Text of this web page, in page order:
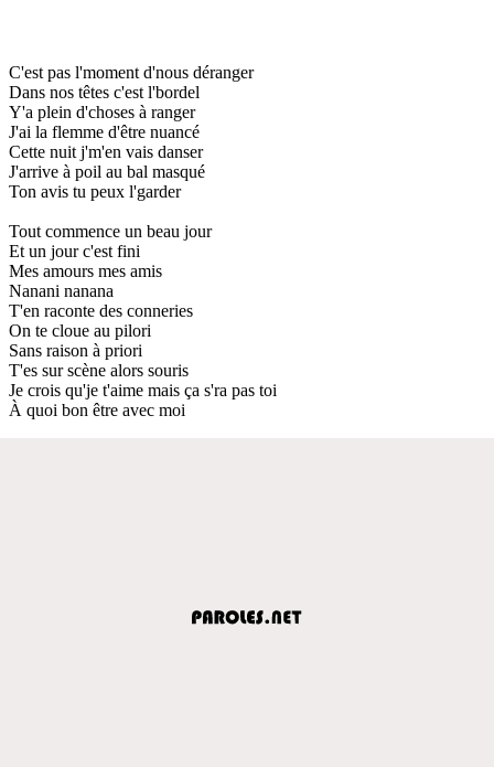
C'est pas l'moment d'nous déranger
Dans nos têtes c'est l'bordel
Y'a plein d'choses à ranger
J'ai la flemme d'être nuancé
Cette nuit j'm'en vais danser
J'arrive à poil au bal masqué
Ton avis tu peux l'garder
Tout commence un beau jour
Et un jour c'est fini
Mes amours mes amis
Nanani nanana
T'en raconte des conneries
On te cloue au pilori
Sans raison à priori
T'es sur scène alors souris
Je crois qu'je t'aime mais ça s'ra pas toi
À quoi bon être avec moi